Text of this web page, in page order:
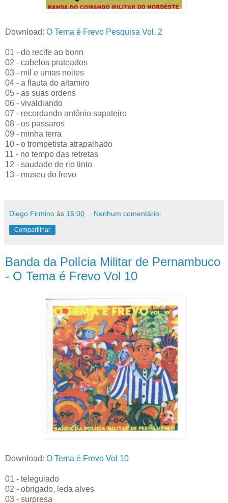
Download: O Tema é Frevo Pesquisa Vol. 2
01 - do recife ao bonn
02 - cabelos prateados
03 - mil e umas noites
04 - a flauta do altamiro
05 - as suas ordens
06 - vivaldiando
07 - recordando antônio sapateiro
08 - os passaros
09 - minha terra
10 - o trompetista atrapalhado
11 - no tempo das retretas
12 - saudade de rio tinto
13 - museu do frevo
Diego Firmino às 16:00 Nenhum comentário:
Compartilhar
Banda da Polícia Militar de Pernambuco
- O Tema é Frevo Vol 10
Download: O Tema é Frevo Vol 10
01 - teleguiado
02 - obrigado, leda alves
03 - surpresa